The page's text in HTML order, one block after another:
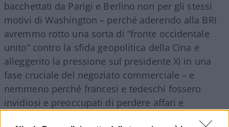
bacchettati da Parigi e Berlino non per gli stessi
motivi di Washington – perché aderendo alla BRI
avremmo rotto una sorta di “fronte occidentale
unito” contro la sfida geopolitica della Cina e
alleggerito la pressione sul presidente Xi in una
fase cruciale del negoziato commerciale – e
nemmeno perché francesi e tedeschi fossero
invidiosi e preoccupati di perdere affari e